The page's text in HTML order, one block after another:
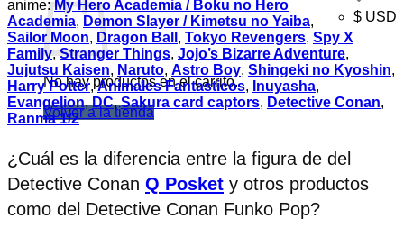
$ USD
No hay productos en el carrito.
Volver a la tienda
anime:My Hero Academia / Boku no Hero
Academia, Demon Slayer / Kimetsu no Yaiba,
Sailor Moon, Dragon Ball , Tokyo Revengers, Spy X
Family,Stranger Things, Jojo’s Bizarre Adventure,
Jujutsu Kaisen, Naruto, Astro Boy, Shingeki no Kyoshin,
Harry Potter,Animales Fantasticos, Inuyasha,
Evangelion,DC,Sakura card captors, Detective Conan,
Ranma 1/2
¿Cuál es la diferencia entre la figura de del
Detective Conan Q Posket y otros productos
como del Detective Conan Funko Pop?